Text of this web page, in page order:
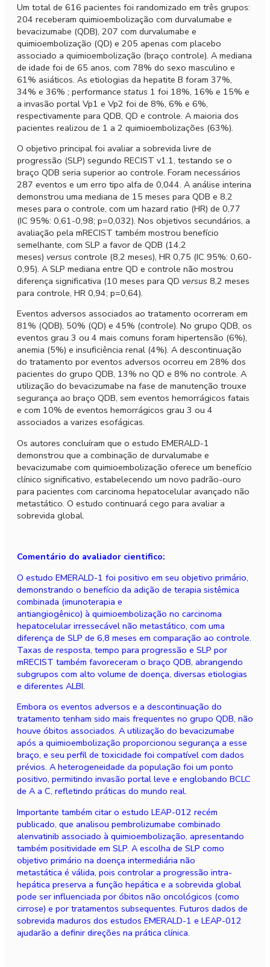
Um total de 616 pacientes foi randomizado em três grupos:
204 receberam quimioembolização com durvalumabe e
bevacizumabe (QDB), 207 com durvalumabe e
quimioembolização (QD) e 205 apenas com placebo
associado a quimioembolização (braço controle). A mediana
de idade foi de 65 anos, com 78% do sexo masculino e
61% asiáticos. As etiologias da hepatite B foram 37%,
34% e 36% ; performance status 1 foi 18%, 16% e 15% e
a invasão portal Vp1 e Vp2 foi de 8%, 6% e 6%,
respectivamente para QDB, QD e controle. A maioria dos
pacientes realizou de 1 a 2 quimioembolizações (63%).
O objetivo principal foi avaliar a sobrevida livre de
progressão (SLP) segundo RECIST v1.1, testando se o
braço QDB seria superior ao controle. Foram necessários
287 eventos e um erro tipo alfa de 0,044. A análise interina
demonstrou uma mediana de 15 meses para QDB e 8,2
meses para o controle, com um hazard ratio (HR) de 0,77
(IC 95%: 0,61-0,98; p=0,032). Nos objetivos secundários, a
avaliação pela mRECIST também mostrou benefício
semelhante, com SLP a favor de QDB (14,2
meses) versus controle (8,2 meses), HR 0,75 (IC 95%: 0,60-
0,95). A SLP mediana entre QD e controle não mostrou
diferença significativa (10 meses para QD versus 8,2 meses
para controle, HR 0,94; p=0,64).
Eventos adversos associados ao tratamento ocorreram em
81% (QDB), 50% (QD) e 45% (controle). No grupo QDB, os
eventos grau 3 ou 4 mais comuns foram hipertensão (6%),
anemia (5%) e insuficiência renal (4%). A descontinuação
do tratamento por eventos adversos ocorreu em 28% dos
pacientes do grupo QDB, 13% no QD e 8% no controle. A
utilização do bevacizumabe na fase de manutenção trouxe
segurança ao braço QDB, sem eventos hemorrágicos fatais
e com 10% de eventos hemorrágicos grau 3 ou 4
associados a varizes esofágicas.
Os autores concluíram que o estudo EMERALD-1
demonstrou que a combinação de durvalumabe e
bevacizumabe com quimioembolização oferece um benefício
clínico significativo, estabelecendo um novo padrão-ouro
para pacientes com carcinoma hepatocelular avançado não
metastático. O estudo continuará cego para avaliar a
sobrevida global.
Comentário do avaliador cientifico:
O estudo EMERALD-1 foi positivo em seu objetivo primário,
demonstrando o benefício da adição de terapia sistêmica
combinada (imunoterapia e
antiangiogênico) à quimioembolização no carcinoma
hepatocelular irressecável não metastático, com uma
diferença de SLP de 6,8 meses em comparação ao controle.
Taxas de resposta, tempo para progressão e SLP por
mRECIST também favoreceram o braço QDB, abrangendo
subgrupos com alto volume de doença, diversas etiologias
e diferentes ALBI.
Embora os eventos adversos e a descontinuação do
tratamento tenham sido mais frequentes no grupo QDB, não
houve óbitos associados. A utilização do bevacizumabe
após a quimioembolização proporcionou segurança a esse
braço, e seu perfil de toxicidade foi compatível com dados
prévios. A heterogeneidade da população foi um ponto
positivo, permitindo invasão portal leve e englobando BCLC
de A a C, refletindo práticas do mundo real.
Importante também citar o estudo LEAP-012 recém
publicado, que analisou pembrolizumabe combinado
alenvatinib associado à quimioembolização, apresentando
também positividade em SLP. A escolha de SLP como
objetivo primário na doença intermediária não
metastática é válida, pois controlar a progressão intra-
hepática preserva a função hepática e a sobrevida global
pode ser influenciada por óbitos não oncológicos (como
cirrose) e por tratamentos subsequentes. Futuros dados de
sobrevida maduros dos estudos EMERALD-1 e LEAP-012
ajudarão a definir direções na prática clínica.